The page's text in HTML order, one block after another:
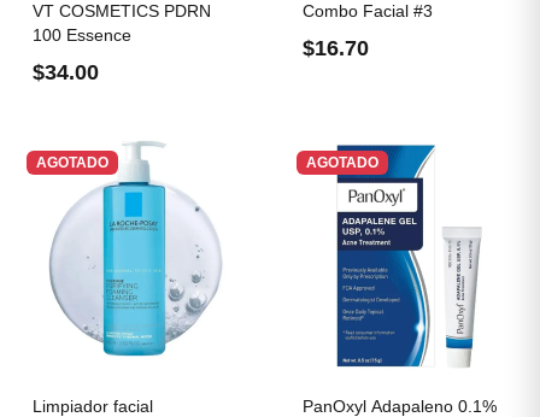
VT COSMETICS PDRN
100 Essence
$34.00
Combo Facial #3
$16.70
AGOTADO
Limpiador facial
AGOTADO
PanOxyl Adapaleno 0.1%